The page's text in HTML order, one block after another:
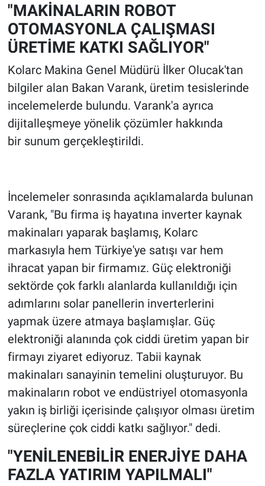
"MAKİNALARIN ROBOT
OTOMASYONLA ÇALIŞMASI
ÜRETİME KATKI SAĞLIYOR"
Kolarc Makina Genel Müdürü İlker Olucak'tan
bilgiler alan Bakan Varank, üretim tesislerinde
incelemelerde bulundu. Varank'a ayrıca
dijitalleşmeye yönelik çözümler hakkında
bir sunum gerçekleştirildi.
İncelemeler sonrasında açıklamalarda bulunan
Varank, "Bu firma iş hayatına inverter kaynak
makinaları yaparak başlamış, Kolarc
markasıyla hem Türkiye'ye satışı var hem
ihracat yapan bir firmamız. Güç elektroniği
sektörde çok farklı alanlarda kullanıldığı için
adımlarını solar panellerin inverterlerini
yapmak üzere atmaya başlamışlar. Güç
elektroniği alanında çok ciddi üretim yapan bir
firmayı ziyaret ediyoruz. Tabii kaynak
makinaları sanayinin temelini oluşturuyor. Bu
makinaların robot ve endüstriyel otomasyonla
yakın iş birliği içerisinde çalışıyor olması üretim
süreçlerine çok ciddi katkı sağlıyor." dedi.
"YENİLENEBİLİR ENERJİYE DAHA
FAZLA YATIRIM YAPILMALI"